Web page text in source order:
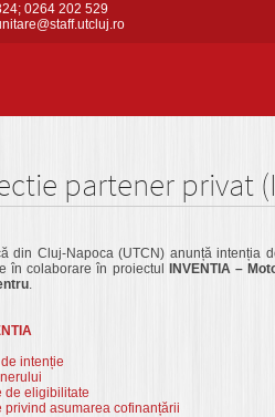
0264 202 529
partener privat
din Cluj-Napoca (UTCN) anunță
în colaborare în proiectul
INVENTIA –
.
intenție
de eligibilitate
privind asumarea cofinanțării